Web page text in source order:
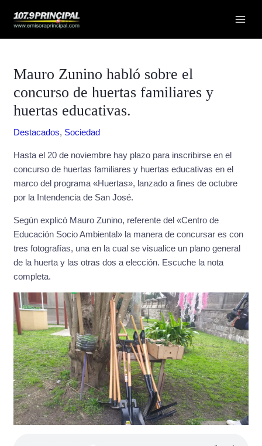
Mauro Zunino habló sobre el
concurso de huertas familiares y
huertas educativas.
Destacados, Sociedad
Hasta el 20 de noviembre hay plazo para inscribirse en el
concurso de huertas familiares y huertas educativas en el
marco del programa «Huertas», lanzado a fines de octubre
por la Intendencia de San José.
Según explicó Mauro Zunino, referente del «Centro de
Educación Socio Ambiental» la manera de concursar es con
tres fotografías, una en la cual se visualice un plano general
de la huerta y las otras dos a elección. Escuche la nota
completa.
de